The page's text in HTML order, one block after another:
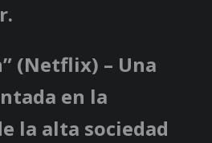
(Netflix) – Una
en la
la alta sociedad